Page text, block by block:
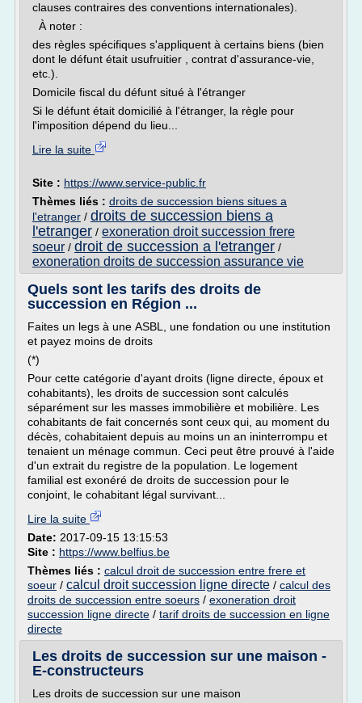
clauses contraires des conventions internationales).
À noter :
des règles spécifiques s'appliquent à certains biens (bien
dont le défunt était usufruitier , contrat d'assurance-vie,
etc.).
Domicile fiscal du défunt situé à l'étranger
Si le défunt était domicilié à l'étranger, la règle pour
l'imposition dépend du lieu...
Lire la suite
Site : https://www.service-public.fr
Thèmes liés : droits de succession biens situes a
l'etranger / droits de succession biens a
l'etranger / exoneration droit succession frere
soeur / droit de succession a l'etranger /
exoneration droits de succession assurance vie
Quels sont les tarifs des droits de
succession en Région ...
Faites un legs à une ASBL, une fondation ou une institution
et payez moins de droits
(*)
Pour cette catégorie d'ayant droits (ligne directe, époux et
cohabitants), les droits de succession sont calculés
séparément sur les masses immobilière et mobilière. Les
cohabitants de fait concernés sont ceux qui, au moment du
décès, cohabitaient depuis au moins un an ininterrompu et
tenaient un ménage commun. Ceci peut être prouvé à l'aide
d'un extrait du registre de la population. Le logement
familial est exonéré de droits de succession pour le
conjoint, le cohabitant légal survivant...
Lire la suite
Date: 2017-09-15 13:15:53
Site : https://www.belfius.be
Thèmes liés : calcul droit de succession entre frere et
soeur / calcul droit succession ligne directe / calcul des
droits de succession entre soeurs / exoneration droit
succession ligne directe / tarif droits de succession en ligne
directe
Les droits de succession sur une maison -
E-constructeurs
Les droits de succession sur une maison